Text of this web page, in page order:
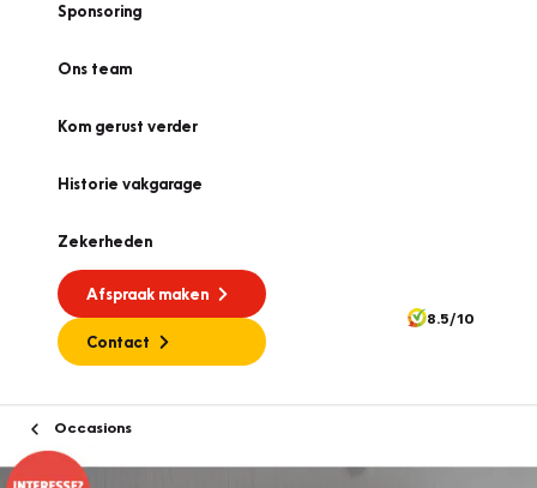
Sponsoring
Ons team
Kom gerust verder
Historie vakgarage
Zekerheden
Afspraak maken
Contact
8.5/10
Occasions